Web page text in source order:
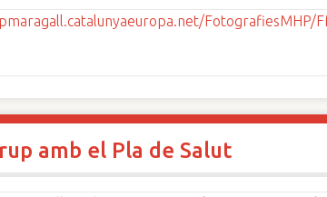
amb el Pla de Salut